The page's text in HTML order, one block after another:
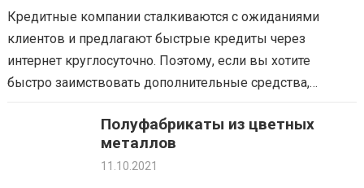
Кредитные компании сталкиваются с ожиданиями
клиентов и предлагают быстрые кредиты через
интернет круглосуточно. Поэтому, если вы хотите
быстро заимствовать дополнительные средства,
Где искать дешевое и быстрое финансирование?…
Полуфабрикаты из цветных
металлов
11.10.2021